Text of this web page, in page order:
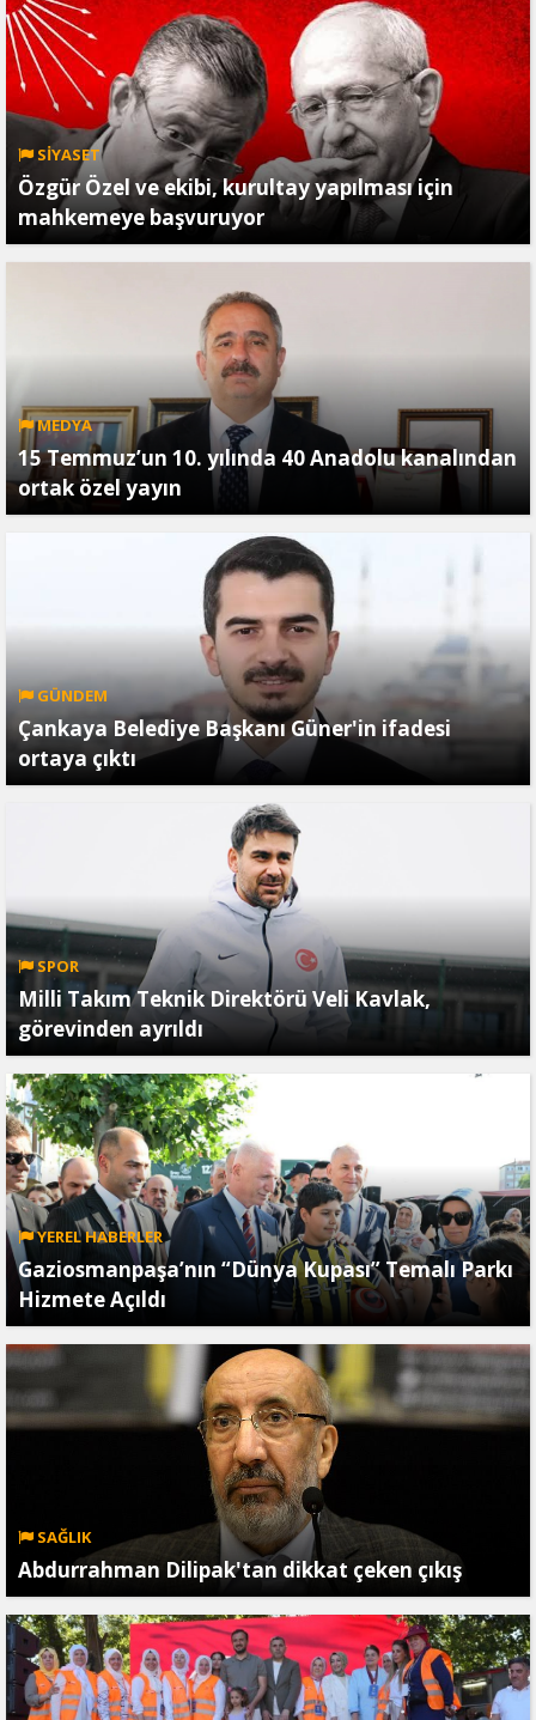
SİYASET
Özgür Özel ve ekibi, kurultay yapılması için
mahkemeye başvuruyor
MEDYA
15 Temmuz’un 10. yılında 40 Anadolu kanalından
ortak özel yayın
GÜNDEM
Çankaya Belediye Başkanı Güner'in ifadesi
ortaya çıktı
SPOR
Milli Takım Teknik Direktörü Veli Kavlak,
görevinden ayrıldı
YEREL HABERLER
Gaziosmanpaşa’nın “Dünya Kupası” Temalı Parkı
Hizmete Açıldı
SAĞLIK
Abdurrahman Dilipak'tan dikkat çeken çıkış